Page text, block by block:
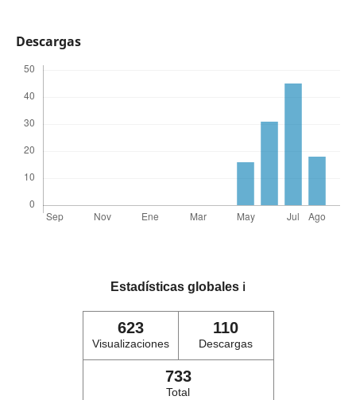
Descargas
Estadísticas globales ℹ️
623
Visualizaciones
110
Descargas
733
Total